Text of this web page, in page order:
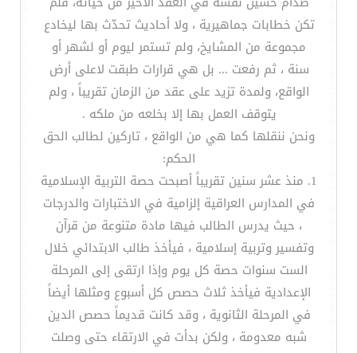
تكن خطابات جماهيرية ، ولا أحاديث تحدّث بها ليخادع
مجموعة من المشايخ، ولم تستمر ليوم أو لشهر أو
سنة ، ثم رفعت ... بل هي قرارات طبقت لاعلى أرض
الواقع، ولمدة تزيد على عقد من الزمان تقريباً ، ولم
يتوقف العمل بها إلا بخلعه من ملكه .
ونحن ننقلها كما هي من الواقع ، تاركين لطالب الحق
الحكم:
1. منذ عشر سنين تقريباً أصبحت حصة التربية الإسلامية
في المدارس العراقية إلزامية في الاختبارات والدرجات
، حيث يدرس الطالب فيها مادة متنوعة من قرآن
وتفسير وتربية إسلامية ، فيأخذ طالب الابتدائي خلال
الست سنوات حصة كل يوم وإذا ارتقى إلى المرحلة
الإعدادية فيأخذ ثلاث حصص كل أسبوع ومثلها أيضاً
في المرحلة الثانوية ، وقد كانت قديماً حصص الدين
شبه معدومة ، ولكن بدأت في الارتقاء حتى وصلت